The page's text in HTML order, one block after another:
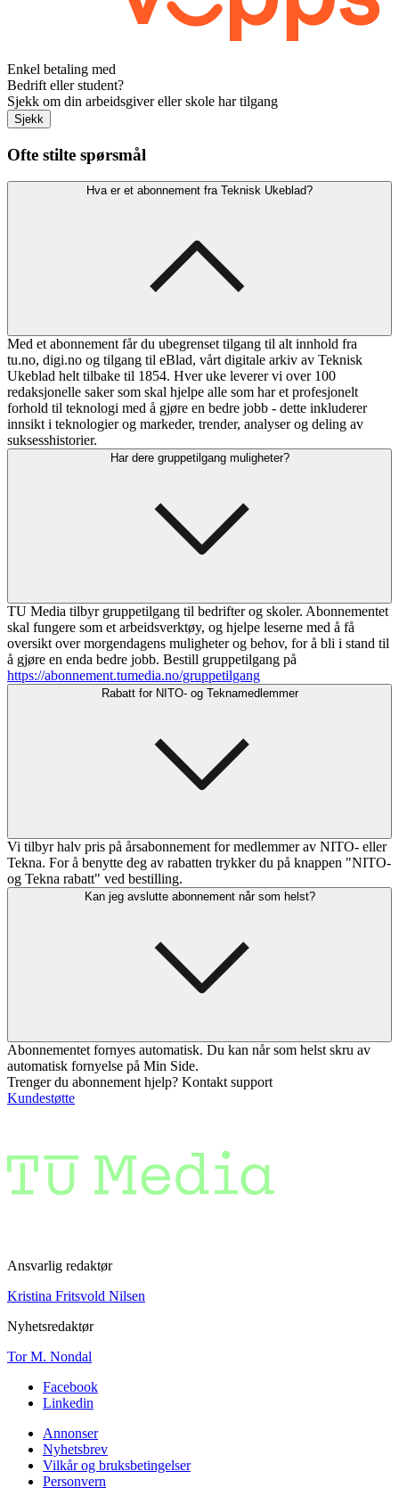
Enkel betaling med
Bedrift eller student?
Sjekk om din arbeidsgiver eller skole har tilgang
Sjekk
Ofte stilte spørsmål
Hva er et abonnement fra Teknisk Ukeblad?
Med et abonnement får du ubegrenset tilgang til alt innhold fra
tu.no, digi.no og tilgang til eBlad, vårt digitale arkiv av Teknisk
Ukeblad helt tilbake til 1854. Hver uke leverer vi over 100
redaksjonelle saker som skal hjelpe alle som har et profesjonelt
forhold til teknologi med å gjøre en bedre jobb - dette inkluderer
innsikt i teknologier og markeder, trender, analyser og deling av
suksesshistorier.
Har dere gruppetilgang muligheter?
TU Media tilbyr gruppetilgang til bedrifter og skoler. Abonnementet
skal fungere som et arbeidsverktøy, og hjelpe leserne med å få
oversikt over morgendagens muligheter og behov, for å bli i stand til
å gjøre en enda bedre jobb. Bestill gruppetilgang på
https://abonnement.tumedia.no/gruppetilgang
Rabatt for NITO- og Teknamedlemmer
Vi tilbyr halv pris på årsabonnement for medlemmer av NITO- eller
Tekna. For å benytte deg av rabatten trykker du på knappen "NITO-
og Tekna rabatt" ved bestilling.
Kan jeg avslutte abonnement når som helst?
Abonnementet fornyes automatisk. Du kan når som helst skru av
automatisk fornyelse på Min Side.
Trenger du abonnement hjelp? Kontakt support
Kundestøtte
Ansvarlig redaktør
Kristina Fritsvold Nilsen
Nyhetsredaktør
Tor M. Nondal
Facebook
Linkedin
Annonser
Nyhetsbrev
Vilkår og bruksbetingelser
Personvern